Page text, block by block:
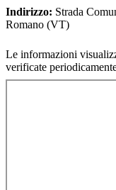
Indirizzo: Strada
Romano (VT)
Le informazioni
verificate